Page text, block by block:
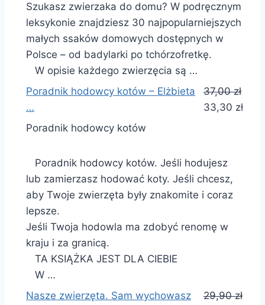
Szukasz zwierzaka do domu? W podręcznym
leksykonie znajdziesz 30 najpopularniejszych
małych ssaków domowych dostępnych w
Polsce – od badylarki po tchórzofretkę.
W opisie każdego zwierzęcia są …
Poradnik hodowcy kotów – Elżbieta
…
37,00 zł
33,30 zł
Poradnik hodowcy kotów
Poradnik hodowcy kotów. Jeśli hodujesz
lub zamierzasz hodować koty. Jeśli chcesz,
aby Twoje zwierzęta były znakomite i coraz
lepsze.
Jeśli Twoja hodowla ma zdobyć renomę w
kraju i za granicą.
TA KSIĄŻKA JEST DLA CIEBIE
W …
Nasze zwierzęta. Sam wychowasz
29,90 zł